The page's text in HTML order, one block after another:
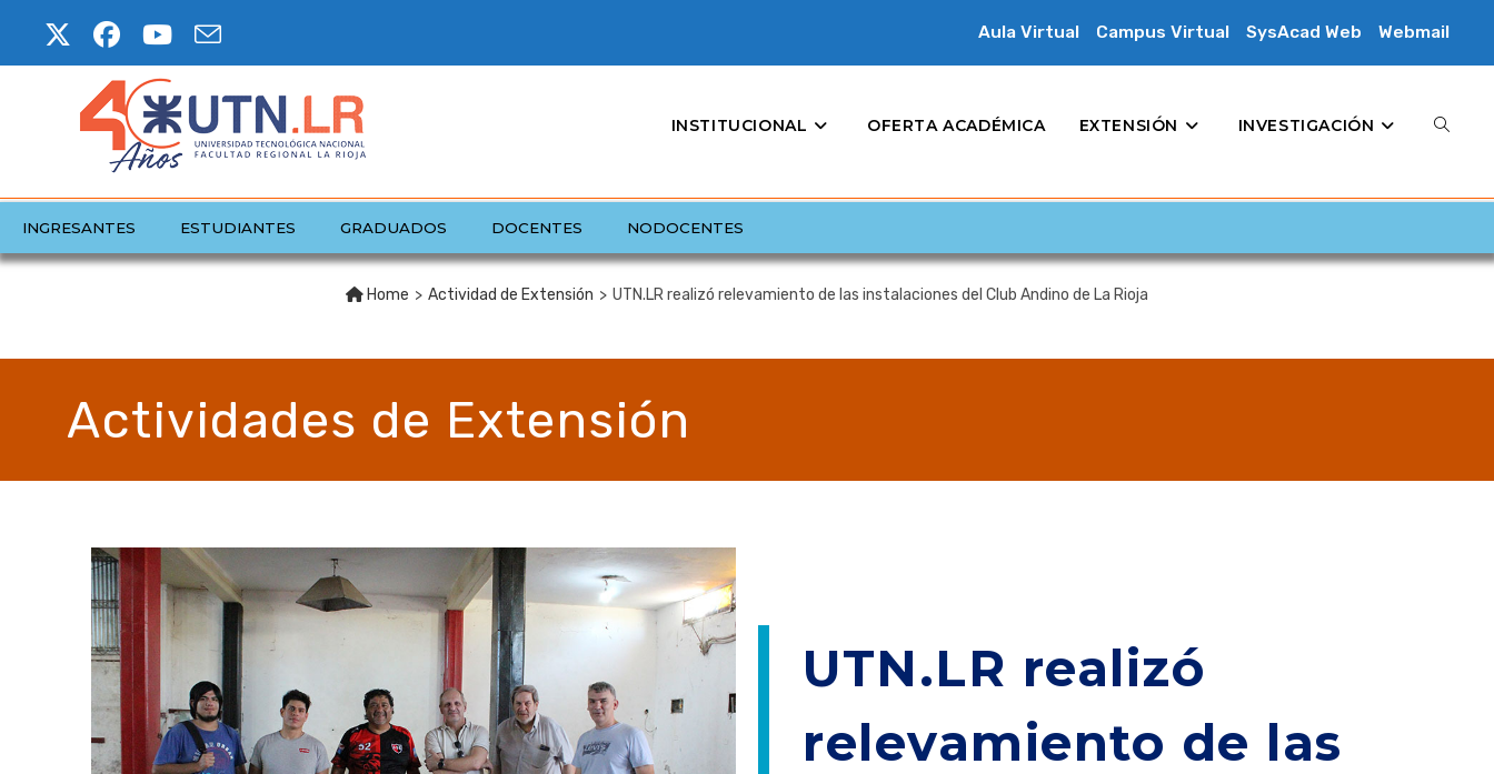
Aula Virtual Campus Virtual SysAcad Web Webmail
INSTITUCIONAL OFERTA ACADÉMICA EXTENSIÓN INVESTIGACIÓN
INGRESANTES ESTUDIANTES GRADUADOS DOCENTES NODOCENTES
Home > Actividad de Extensión > UTN.LR realizó relevamiento de las instalaciones del Club Andino de La Rioja
Actividades de Extensión
UTN.LR realizó
relevamiento de las